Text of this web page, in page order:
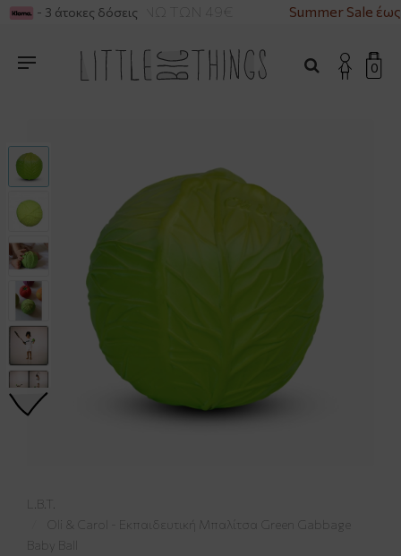
ΓΙΑ ΑΓΟΡΕΣ ΑΝΩ ΤΩΝ 49€ Summer Sale έως
- 3 άτοκες δόσεις
0
L.B.T.
Oli & Carol - Εκπαιδευτική Μπαλίτσα Green Gabbage
Baby Ball